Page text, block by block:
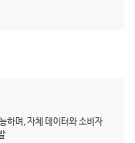
하며, 자체 데이터와 소비자